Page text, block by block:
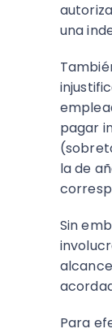
una
pagar
la de
Sin
Para